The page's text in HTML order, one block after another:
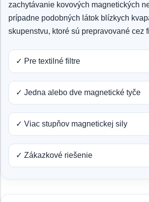
zachytávanie kovových magnetických
prípadne podobných látok blízkych
skupenstvu, ktoré sú prepravované cez
✓ Pre textilné filtre
✓ Jedna alebo dve magnetické tyče
✓ Viac stupňov magnetickej sily
✓ Zákazkové riešenie